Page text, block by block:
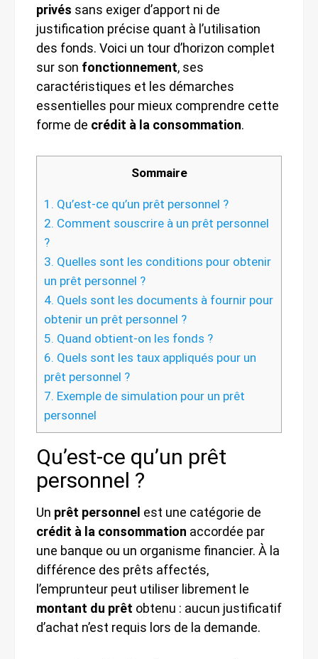
privés sans exiger d’apport ni de
justification précise quant à l’utilisation
des fonds. Voici un tour d’horizon complet
sur son fonctionnement, ses
caractéristiques et les démarches
essentielles pour mieux comprendre cette
forme de crédit à la consommation.
Sommaire
1. Qu’est-ce qu’un prêt personnel ?
2. Comment souscrire à un prêt personnel
?
3. Quelles sont les conditions pour obtenir
un prêt personnel ?
4. Quels sont les documents à fournir pour
obtenir un prêt personnel ?
5. Quand obtient-on les fonds ?
6. Quels sont les taux appliqués pour un
prêt personnel ?
7. Exemple de simulation pour un prêt
personnel
Qu’est-ce qu’un prêt
personnel ?
Un prêt personnel est une catégorie de
crédit à la consommation accordée par
une banque ou un organisme financier. À la
différence des prêts affectés,
l’emprunteur peut utiliser librement le
montant du prêt obtenu : aucun justificatif
d’achat n’est requis lors de la demande.